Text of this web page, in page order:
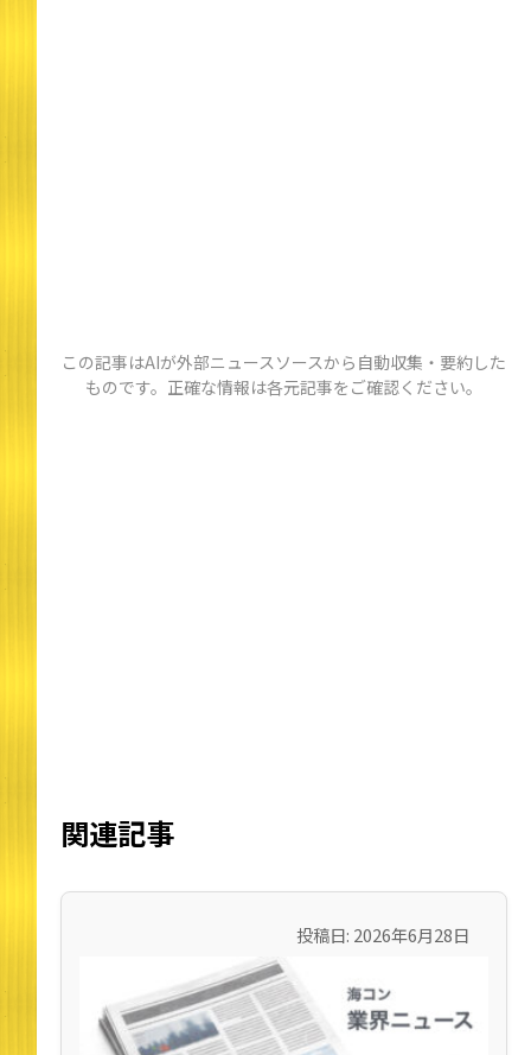
この記事はAIが外部ニュースソースから自動収集・要約した
ものです。正確な情報は各元記事をご確認ください。
関連記事
投稿日: 2026年6月28日